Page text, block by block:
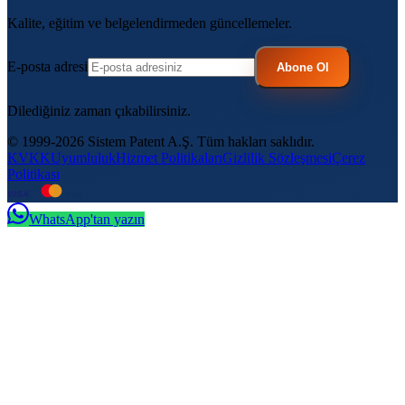
Kalite, eğitim ve belgelendirmeden güncellemeler.
E-posta adresi Abone Ol
Dilediğiniz zaman çıkabilirsiniz.
© 1999-2026 Sistem Patent A.Ş. Tüm hakları saklıdır.
KVKKUyumlulukHizmet PolitikalarıGizlilik SözleşmesiÇerez
Politikası
WhatsApp'tan yazın